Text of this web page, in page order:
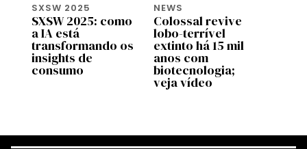
SXSW 2025
SXSW 2025: como
a IA está
transformando os
insights de
consumo
NEWS
Colossal revive
lobo-terrível
extinto há 15 mil
anos com
biotecnologia;
veja vídeo